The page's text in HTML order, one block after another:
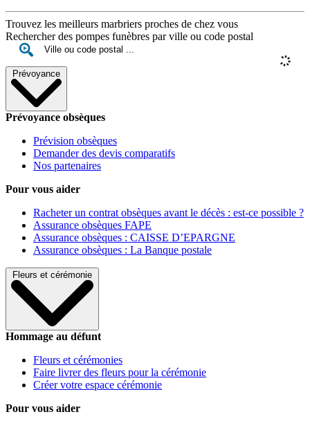
Trouvez les meilleurs marbriers proches de chez vous
Rechercher des pompes funèbres par ville ou code postal
Prévoyance
Prévoyance obsèques
Prévision obsèques
Demander des devis comparatifs
Nos partenaires
Pour vous aider
Racheter un contrat obsèques avant le décès : est-ce possible ?
Assurance obsèques FAPE
Assurance obsèques : CAISSE D’EPARGNE
Assurance obsèques : La Banque postale
Fleurs et cérémonie
Hommage au défunt
Fleurs et cérémonies
Faire livrer des fleurs pour la cérémonie
Créer votre espace cérémonie
Pour vous aider